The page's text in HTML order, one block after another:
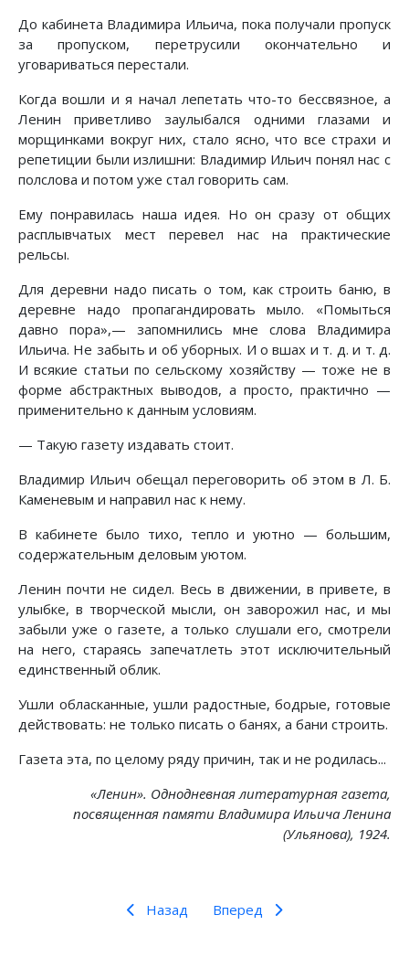
До кабинета Владимира Ильича, пока получали пропуск
за пропуском, перетрусили окончательно и
уговариваться перестали.
Когда вошли и я начал лепетать что-то бессвязное, а
Ленин приветливо заулыбался одними глазами и
морщинками вокруг них, стало ясно, что все страхи и
репетиции были излишни: Владимир Ильич понял нас с
полслова и потом уже стал говорить сам.
Ему понравилась наша идея. Но он сразу от общих
расплывчатых мест перевел нас на практические
рельсы.
Для деревни надо писать о том, как строить баню, в
деревне надо пропагандировать мыло. «Помыться
давно пора»,— запомнились мне слова Владимира
Ильича. Не забыть и об уборных. И о вшах и т. д. и т. д.
И всякие статьи по сельскому хозяйству — тоже не в
форме абстрактных выводов, а просто, практично —
применительно к данным условиям.
— Такую газету издавать стоит.
Владимир Ильич обещал переговорить об этом в Л. Б.
Каменевым и направил нас к нему.
В кабинете было тихо, тепло и уютно — большим,
содержательным деловым уютом.
Ленин почти не сидел. Весь в движении, в привете, в
улыбке, в творческой мысли, он заворожил нас, и мы
забыли уже о газете, а только слушали его, смотрели
на него, стараясь запечатлеть этот исключительный
единственный облик.
Ушли обласканные, ушли радостные, бодрые, готовые
действовать: не только писать о банях, а бани строить.
Газета эта, по целому ряду причин, так и не родилась...
«Ленин». Однодневная литературная газета,
посвященная памяти Владимира Ильича Ленина
(Ульянова), 1924.
Назад Вперед